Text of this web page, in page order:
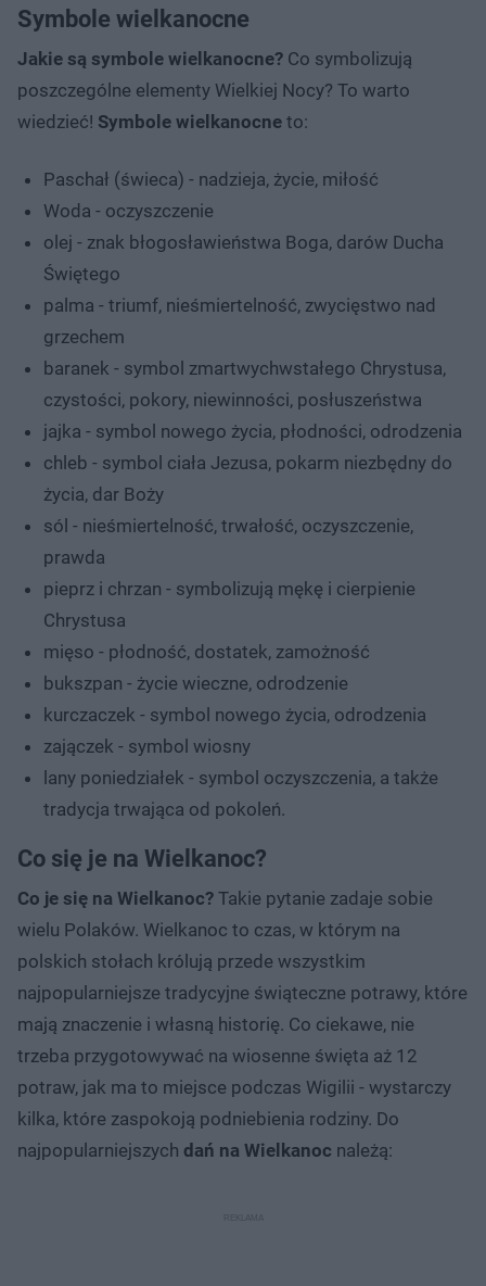
Symbole wielkanocne
Jakie są symbole wielkanocne? Co symbolizują
poszczególne elementy Wielkiej Nocy? To warto
wiedzieć! Symbole wielkanocne to:
Paschał (świeca) - nadzieja, życie, miłość
Woda - oczyszczenie
olej - znak błogosławieństwa Boga, darów Ducha
Świętego
palma - triumf, nieśmiertelność, zwycięstwo nad
grzechem
baranek - symbol zmartwychwstałego Chrystusa,
czystości, pokory, niewinności, posłuszeństwa
jajka - symbol nowego życia, płodności, odrodzenia
chleb - symbol ciała Jezusa, pokarm niezbędny do
życia, dar Boży
sól - nieśmiertelność, trwałość, oczyszczenie,
prawda
pieprz i chrzan - symbolizują mękę i cierpienie
Chrystusa
mięso - płodność, dostatek, zamożność
bukszpan - życie wieczne, odrodzenie
kurczaczek - symbol nowego życia, odrodzenia
zajączek - symbol wiosny
lany poniedziałek - symbol oczyszczenia, a także
tradycja trwająca od pokoleń.
Co się je na Wielkanoc?
Co je się na Wielkanoc? Takie pytanie zadaje sobie
wielu Polaków. Wielkanoc to czas, w którym na
polskich stołach królują przede wszystkim
najpopularniejsze tradycyjne świąteczne potrawy, które
mają znaczenie i własną historię. Co ciekawe, nie
trzeba przygotowywać na wiosenne święta aż 12
potraw, jak ma to miejsce podczas Wigilii - wystarczy
kilka, które zaspokoją podniebienia rodziny. Do
najpopularniejszych dań na Wielkanoc należą: